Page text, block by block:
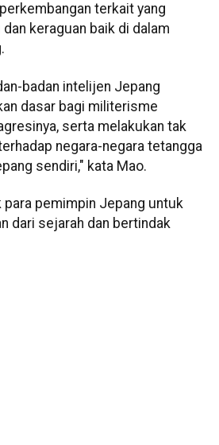
terkait yang
keraguan baik di dalam
badan intelijen Jepang
dasar bagi militerisme
serta melakukan tak
negara-negara tetangga
sendiri," kata Mao.
para pemimpin Jepang untuk
dari sejarah dan bertindak